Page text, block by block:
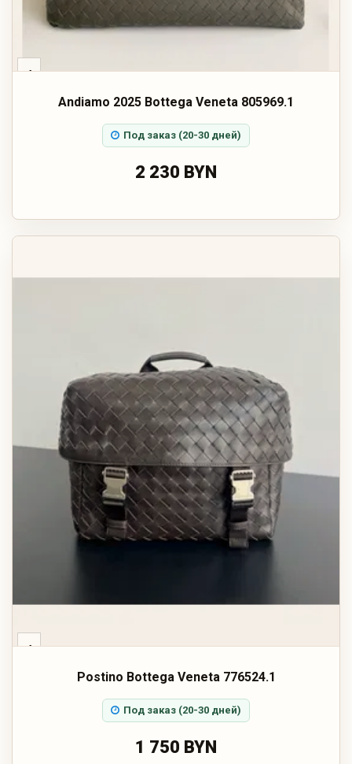
‹
Andiamo 2025 Bottega Veneta 805969.1
Под заказ (20-30 дней)
2 230 BYN
‹
Postino Bottega Veneta 776524.1
Под заказ (20-30 дней)
1 750 BYN